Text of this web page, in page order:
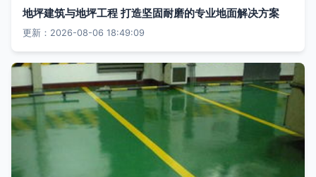
地坪建筑与地坪工程 打造坚固耐磨的专业地面解决方案
更新：2026-08-06 18:49:09